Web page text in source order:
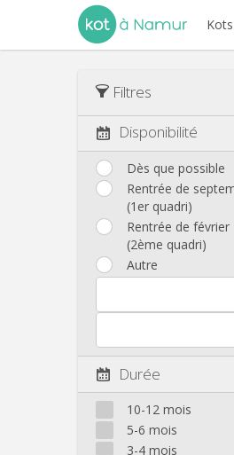
Kots
Filtres
Disponibilité
Dès que possible
Rentrée de
(1er quadri)
Rentrée de février
(2ème quadri)
Autre
Durée
10-12 mois
5-6 mois
3-4 mois